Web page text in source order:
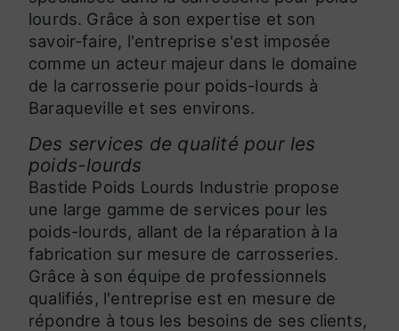
lourds. Grâce à son expertise et son
savoir-faire, l'entreprise s'est imposée
comme un acteur majeur dans le domaine
de la carrosserie pour poids-lourds à
Baraqueville et ses environs.
Des services de qualité pour les
poids-lourds
Bastide Poids Lourds Industrie propose
une large gamme de services pour les
poids-lourds, allant de la réparation à la
fabrication sur mesure de carrosseries.
Grâce à son équipe de professionnels
qualifiés, l'entreprise est en mesure de
répondre à tous les besoins de ses clients,